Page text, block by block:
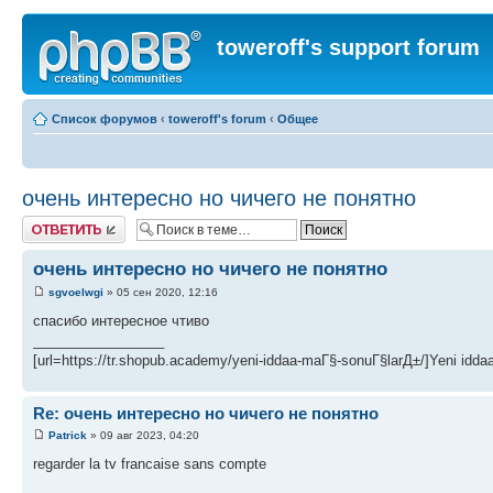
toweroff's support forum
Список форумов ‹ toweroff's forum ‹ Общее
очень интересно но чичего не понятно
Ответить
очень интересно но чичего не понятно
sgvoelwgi » 05 сен 2020, 12:16
спасибо интересное чтиво
[url=https://tr.shopub.academy/yeni-iddaa-maГ§-sonuГ§larД±/]Yeni
Re: очень интересно но чичего не понятно
Patrick » 09 авг 2023, 04:20
regarder la tv francaise sans compte